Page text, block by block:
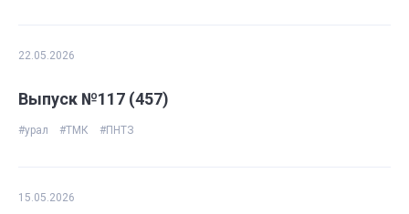
22.05.2026
Выпуск №117 (457)
#урал #ТМК #ПНТЗ
15.05.2026